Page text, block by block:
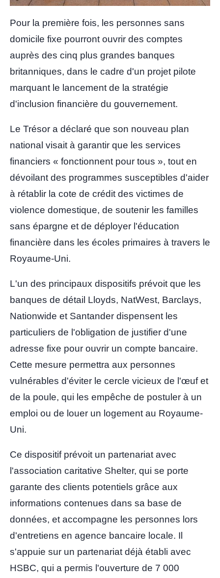
Pour la première fois, les personnes sans
domicile fixe pourront ouvrir des comptes
auprès des cinq plus grandes banques
britanniques, dans le cadre d'un projet pilote
marquant le lancement de la stratégie
d'inclusion financière du gouvernement.
Le Trésor a déclaré que son nouveau plan
national visait à garantir que les services
financiers « fonctionnent pour tous », tout en
dévoilant des programmes susceptibles d'aider
à rétablir la cote de crédit des victimes de
violence domestique, de soutenir les familles
sans épargne et de déployer l'éducation
financière dans les écoles primaires à travers le
Royaume-Uni.
L'un des principaux dispositifs prévoit que les
banques de détail Lloyds, NatWest, Barclays,
Nationwide et Santander dispensent les
particuliers de l'obligation de justifier d'une
adresse fixe pour ouvrir un compte bancaire.
Cette mesure permettra aux personnes
vulnérables d'éviter le cercle vicieux de l'œuf et
de la poule, qui les empêche de postuler à un
emploi ou de louer un logement au Royaume-
Uni.
Ce dispositif prévoit un partenariat avec
l'association caritative Shelter, qui se porte
garante des clients potentiels grâce aux
informations contenues dans sa base de
données, et accompagne les personnes lors
d'entretiens en agence bancaire locale. Il
s'appuie sur un partenariat déjà établi avec
HSBC, qui a permis l'ouverture de 7 000